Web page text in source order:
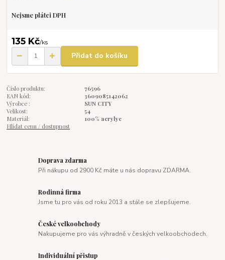
Nejsme plátci DPH
135 Kč/ks
Přidat do košíku
Číslo produktu:
76596
EAN kód:
3609085142062
Výrobce :
SUN CITY
Velikost:
54
Materiál:
100% acrylyc
Hlídat cenu / dostupnost
Doprava zdarma
Při nákupu od 2900 Kč máte u nás dopravu ZDARMA.
Rodinná firma
Jsme tu pro vás od roku 2013 a stále se zlepšujeme.
České velkoobchody
Nakupujeme pro vás výhradně v českých velkoobchodech.
Individuální přistup